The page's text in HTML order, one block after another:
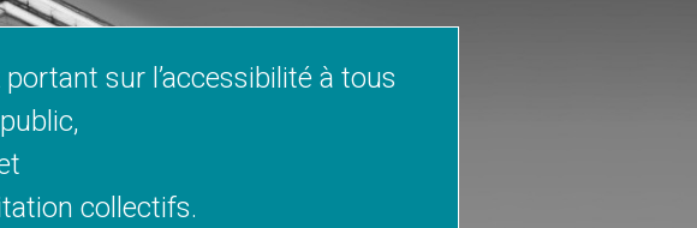
sur l’accessibilité à tous
collectifs.